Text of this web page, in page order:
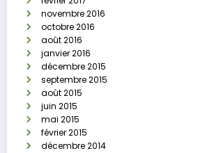
novembre 2016
octobre 2016
août 2016
janvier 2016
décembre 2015
septembre 2015
août 2015
juin 2015
mai 2015
février 2015
décembre 2014